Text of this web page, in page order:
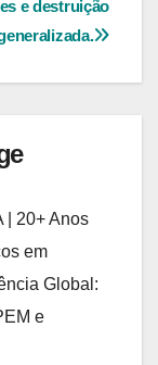
e destruição
| 20+ Anos
em
Global:
e